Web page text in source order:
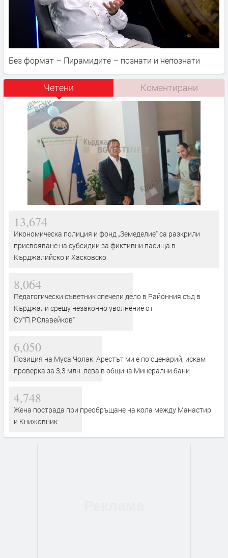
Без формат – Пирамидите – познати и непознати
Четени Коментирани
13,674
Икономическа полиция и фонд „Земеделие“ са разкрили
присвояване на субсидии за фиктивни пасища в
Кърджалийско и Хасковско
8,064
Педагогически съветник спечели дело в Районния съд в
Кърджали срещу незаконно уволнение от
СУ“П.Р.Славейков“
6,050
Позиция на Муса Чолак: Арестът ми е по сценарий, искам
проверка за 3,3 млн. лева в община Минерални бани
4,748
Жена пострада при преобръщане на кола между Манастир
и Книжовник